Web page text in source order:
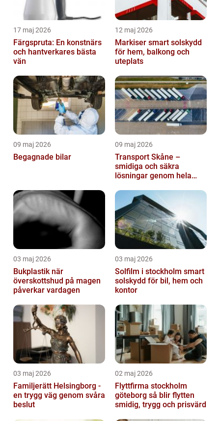
17 maj 2026
Färgspruta: En konstnärs
och hantverkares bästa
vän
12 maj 2026
Markiser smart solskydd
för hem, balkong och
uteplats
09 maj 2026
Begagnade bilar
09 maj 2026
Transport Skåne –
smidiga och säkra
lösningar genom hela
03 maj 2026
Bukplastik när
överskottshud på magen
påverkar vardagen
03 maj 2026
Solfilm i stockholm smart
solskydd för bil, hem och
kontor
03 maj 2026
Familjerätt Helsingborg -
en trygg väg genom svåra
beslut
02 maj 2026
Flyttfirma stockholm
göteborg så blir flytten
smidig, trygg och prisvärd